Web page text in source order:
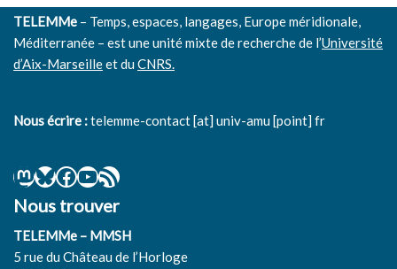
TELEMMe – Temps, espaces, langages, Europe méridionale,
Méditerranée – est une unité mixte de recherche de l’Université
d’Aix-Marseilleet duCNRS.
Nous écrire :telemme-contact [at] univ-amu [point] fr
Nous trouver
TELEMMe – MMSH
5 rue du Château de l’Horloge